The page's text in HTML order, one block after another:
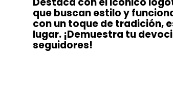
que buscan estilo y
con un toque de tradición,
lugar. ¡Demuestra tu
seguidores!